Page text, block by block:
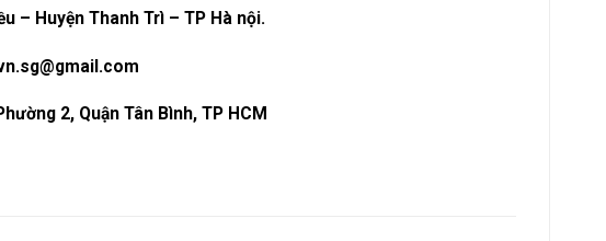
– Huyện Thanh Trì – TP Hà nội.
2, Quận Tân Bình, TP HCM